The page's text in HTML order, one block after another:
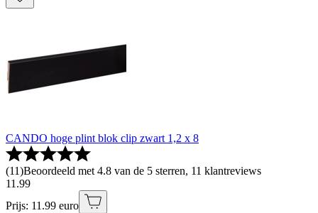
CANDO hoge plint blok clip zwart 1,2 x 8
(11)Beoordeeld met 4.8 van de 5 sterren, 11 klantreviews
11 .99
Prijs: 11.99 euro